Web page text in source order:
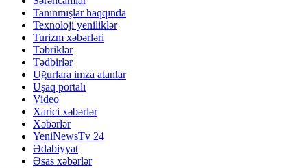
Tanınmışlar haqqında
Texnoloji yeniliklər
Turizm xəbərləri
Təbriklər
Tədbirlər
Uğurlara imza atanlar
Uşaq portalı
Video
Xarici xəbərlər
Xəbərlər
YeniNewsTv 24
Ədəbiyyat
Əsas xəbərlər